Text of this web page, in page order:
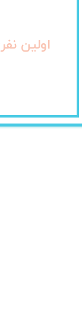
اولین